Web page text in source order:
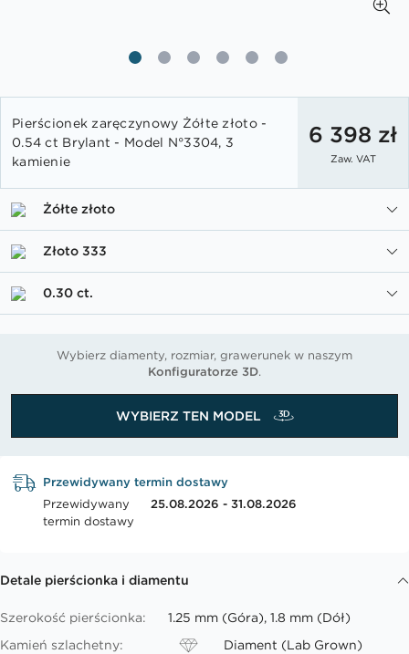
na
początek
galerii
Pierścionek zaręczynowy Żółte złoto -
0.54 ct Brylant - Model N°3304, 3
kamienie
6 398 zł
Zaw. VAT
Żółte złoto
Złoto 333
0.30 ct.
Wybierz diamenty, rozmiar, grawerunek w naszym
Konfiguratorze 3D.
WYBIERZ TEN MODEL
Przewidywany termin dostawy
Przewidywany
termin dostawy
25.08.2026 - 31.08.2026
Detale pierścionka i diamentu
Szerokość pierścionka:
1.25 mm (Góra), 1.8 mm (Dół)
Kamień szlachetny:
Diament (Lab Grown)